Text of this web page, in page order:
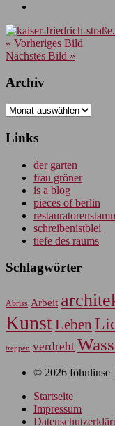
« Vorheriges Bild
Nächstes Bild »
Archiv
Archiv
Links
der garten
frau gröner
is a blog
pieces of berlin
schreibenistblei
tiefe des raums
Schlagwörter
Abriss Arbeit
KunstLeben
treppen verdreht
© 2026 föhnlinse
Startseite
Impressum